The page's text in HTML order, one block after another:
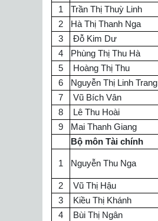
1
Trần Thị Thuỳ Linh
2
Hà Thị Thanh Nga
3
Đỗ Kim Dư
4
Phùng Thị Thu Hà
5
Hoàng Thị Thu
6
Nguyễn Thị Linh Trang
7
Vũ Bích Vân
8
Lê Thu Hoài
9
Mai Thanh Giang
Bộ môn Tài chính
1 Nguyễn Thu Nga
2
Vũ Thị Hậu
3
Kiều Thị Khánh
4
Bùi Thị Ngân